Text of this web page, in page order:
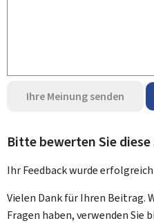
Ihre Meinung senden
Bitte bewerten Sie diese
Ihr Feedback wurdeerfolgreich
Vielen Dank für Ihren Beitrag.
Fragen haben, verwenden Sie